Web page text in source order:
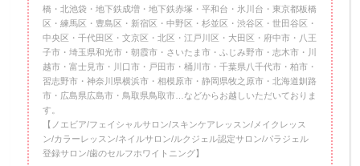
橋・北池袋・地下鉄成増・地下鉄赤塚・平和台・氷川台・東京都板橋
区・練馬区・豊島区・新宿区・中野区・杉並区・渋谷区・世田谷区・
中央区・千代田区・文京区・北区・江戸川区・大田区・府中市・八王
子市・埼玉県和光市・朝霞市・さいたま市・ふじみ野市・志木市・川
越市・富士見市・川口市・戸田市・桶川市・千葉県八千代市・柏市・
習志野市・神奈川県横浜市・相模原市・静岡県牧之原市・北海道釧路
市・広島県広島市・鳥取県鳥取市…などからお越しいただいておりま
す。
【ノエビア/フェイシャルサロン/スキンケアレッスン/メイクレッス
ン/カラーレッスン/ネイルサロン/ルクジェル認定サロン/パラジェル
登録サロン/歯のセルフホワイトニング】